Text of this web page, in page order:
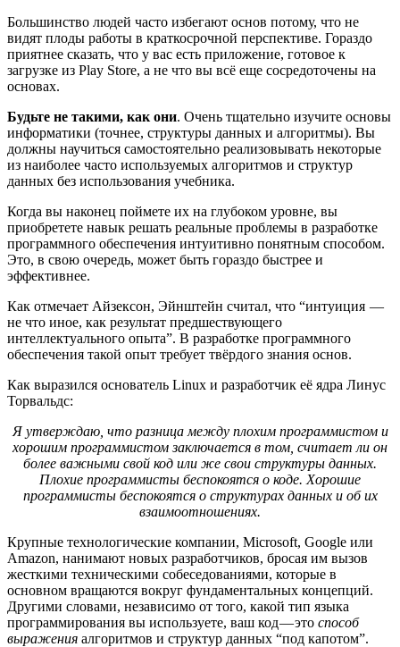
Большинство людей часто избегают основ потому, что не
видят плоды работы в краткосрочной перспективе. Гораздо
приятнее сказать, что у вас есть приложение, готовое к
загрузке из Play Store, а не что вы всё еще сосредоточены на
основах.
Будьте не такими, как они. Очень тщательно изучите основы
информатики (точнее, структуры данных и алгоритмы). Вы
должны научиться самостоятельно реализовывать некоторые
из наиболее часто используемых алгоритмов и структур
данных без использования учебника.
Когда вы наконец поймете их на глубоком уровне, вы
приобретете навык решать реальные проблемы в разработке
программного обеспечения интуитивно понятным способом.
Это, в свою очередь, может быть гораздо быстрее и
эффективнее.
Как отмечает Айзексон, Эйнштейн считал, что “интуиция —
не что иное, как результат предшествующего
интеллектуального опыта”. В разработке программного
обеспечения такой опыт требует твёрдого знания основ.
Как выразился основатель Linux и разработчик её ядра Линус
Торвальдс:
Я утверждаю, что разница между плохим программистом и
хорошим программистом заключается в том, считает ли он
более важными свой код или же свои структуры данных.
Плохие программисты беспокоятся о коде. Хорошие
программисты беспокоятся о структурах данных и об их
взаимоотношениях.
Крупные технологические компании, Microsoft, Google или
Amazon, нанимают новых разработчиков, бросая им вызов
жесткими техническими собеседованиями, которые в
основном вращаются вокруг фундаментальных концепций.
Другими словами, независимо от того, какой тип языка
программирования вы используете, ваш код — это способ
выражения алгоритмов и структур данных “под капотом”.